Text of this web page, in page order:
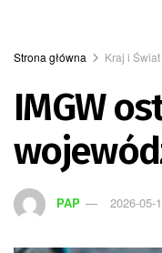
Strona główna Kraj i Świat
IMGW
PAP 2026-05-